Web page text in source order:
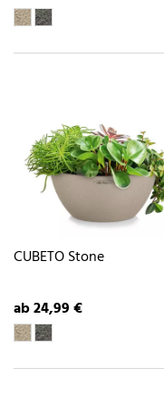
CUBETO Stone
ab 24,99 €